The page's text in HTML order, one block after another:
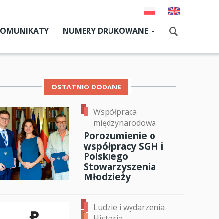
SGH
SGH
NUMERY DRUKOWANE
Aktualny numer
OSTATNIO DODANE
Współpraca
międzynarodowa
Porozumienie o
współpracy SGH i
Polskiego
Stowarzyszenia
Młodzieży
Ludzie i wydarzenia